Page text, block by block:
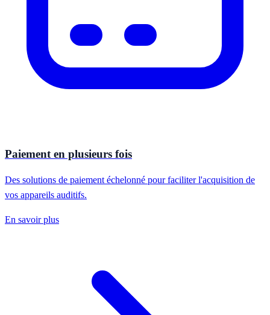
Paiement en plusieurs fois
Des solutions de paiement échelonné pour faciliter l'acquisition de
vos appareils auditifs.
En savoir plus